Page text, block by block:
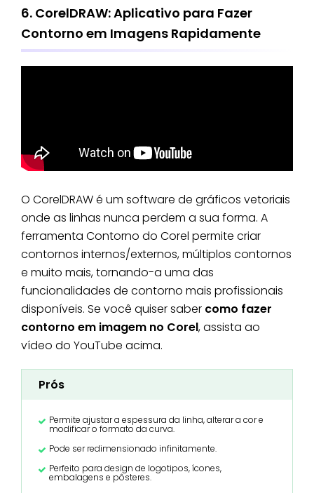
6. CorelDRAW: Aplicativo para Fazer
Contorno em Imagens Rapidamente
O CorelDRAW é um software de gráficos vetoriais
onde as linhas nunca perdem a sua forma. A
ferramenta Contorno do Corel permite criar
contornos internos/externos, múltiplos contornos
e muito mais, tornando-a uma das
funcionalidades de contorno mais profissionais
disponíveis. Se você quiser saber como fazer
contorno em imagem no Corel, assista ao
vídeo do YouTube acima.
Prós
Permite ajustar a espessura da linha, alterar a cor e
modificar o formato da curva.
Pode ser redimensionado infinitamente.
Perfeito para design de logotipos, ícones,
embalagens e pôsteres.